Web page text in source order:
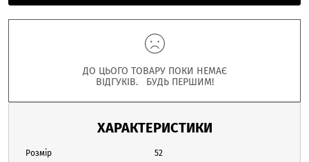
ДО ЦЬОГО ТОВАРУ ПОКИ НЕМАЄ
ВІДГУКІВ. БУДЬ ПЕРШИМ!
ХАРАКТЕРИСТИКИ
Розмір 52